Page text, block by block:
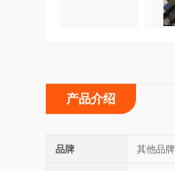
产品介绍
品牌 其他品牌